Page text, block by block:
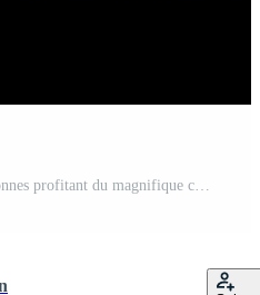
illustration vectorielle de personnes profitant du magnifique coucher de soleil dans l'après-midi Vecteur Gratuit